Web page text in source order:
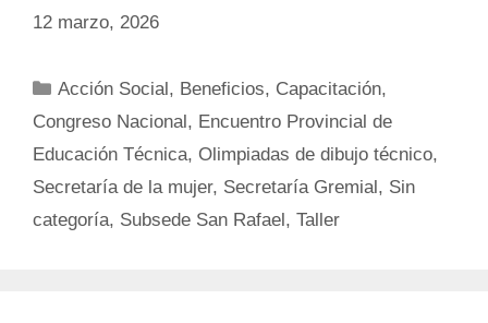
12 marzo, 2026
Categorías
Acción Social, Beneficios, Capacitación,
Congreso Nacional, Encuentro Provincial de
Educación Técnica, Olimpiadas de dibujo técnico,
Secretaría de la mujer, Secretaría Gremial, Sin
categoría, Subsede San Rafael, Taller